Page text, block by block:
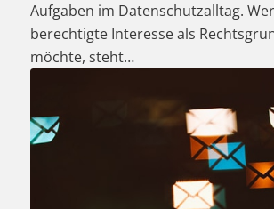
Aufgaben im Datenschutzalltag.
berechtigte Interesse als
möchte, steht…